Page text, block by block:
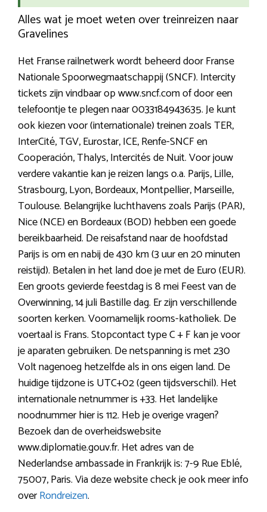
Alles wat je moet weten over treinreizen naar
Gravelines
Het Franse railnetwerk wordt beheerd door Franse
Nationale Spoorwegmaatschappij (SNCF). Intercity
tickets zijn vindbaar op www.sncf.com of door een
telefoontje te plegen naar 0033184943635. Je kunt
ook kiezen voor (internationale) treinen zoals TER,
InterCité, TGV, Eurostar, ICE, Renfe-SNCF en
Cooperación, Thalys, Intercités de Nuit. Voor jouw
verdere vakantie kan je reizen langs o.a. Parijs, Lille,
Strasbourg, Lyon, Bordeaux, Montpellier, Marseille,
Toulouse. Belangrijke luchthavens zoals Parijs (PAR),
Nice (NCE) en Bordeaux (BOD) hebben een goede
bereikbaarheid. De reisafstand naar de hoofdstad
Parijs is om en nabij de 430 km (3 uur en 20 minuten
reistijd). Betalen in het land doe je met de Euro (EUR).
Een groots gevierde feestdag is 8 mei Feest van de
Overwinning, 14 juli Bastille dag. Er zijn verschillende
soorten kerken. Voornamelijk rooms-katholiek. De
voertaal is Frans. Stopcontact type C + F kan je voor
je aparaten gebruiken. De netspanning is met 230
Volt nagenoeg hetzelfde als in ons eigen land. De
huidige tijdzone is UTC+02 (geen tijdsverschil). Het
internationale netnummer is +33. Het landelijke
noodnummer hier is 112. Heb je overige vragen?
Bezoek dan de overheidswebsite
www.diplomatie.gouv.fr. Het adres van de
Nederlandse ambassade in Frankrijk is: 7-9 Rue Eblé,
75007, Paris. Via deze website check je ook meer info
overRondreizen.